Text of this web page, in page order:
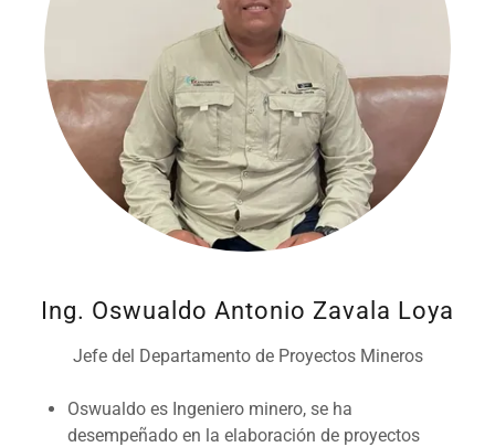
Ing. Oswualdo Antonio Zavala Loya
Jefe del Departamento de Proyectos Mineros
Oswualdo es Ingeniero minero, se ha
desempeñado en la elaboración de proyectos